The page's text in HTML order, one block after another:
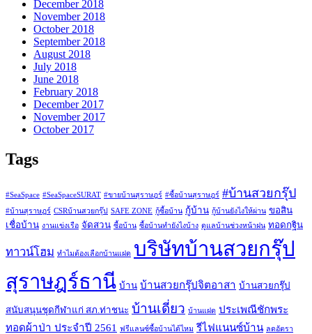
December 2018
November 2018
October 2018
September 2018
August 2018
July 2018
June 2018
February 2018
December 2017
November 2017
October 2017
Tags
#SeaSpace #SeaSpaceSURAT #ขายบ้านสุราษฎร์ #ซื้อบ้านสุราษฎร์ #บ้านสวยกรุ๊ป
#บ้านสุราษฎร์ CSRบ้านสวยกรุ๊ป SAFE ZONE กู้ซื้อบ้าน กู้บ้าน กู้บ้านยังไงให้ผ่าน ขอสิน
เชื่อบ้าน งานแข่งเรือ จัดสวน ซื้อบ้าน ซื้อบ้านทำยังไงบ้าง ดูแลบ้านช่วงหน้าฝน ทอดกฐิน
ทาวน์โฮม ทำไมต้องเลือกบ้านแฝด บริษัทบ้านสวยกรุ๊ป
สุราษฎร์ธานี บ้าน บ้านสวยกรุ๊ปจิตอาสา บ้านสวยกรุ๊ป
สนับสนุนชุดกีฬาแก่ สภ.ท่าชนะ บ้านเดี่ยว บ้านแฝด ประเพณีชักพระ
ทอดผ้าป่า ประจำปี 2561
ฟรีแลนซ์ซื้อบ้านได้ไหม รีไฟแนนซ์บ้าน ลดอัตรา